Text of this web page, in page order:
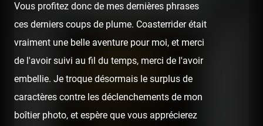
Vous profitez donc de mes dernières phrases
ces derniers coups de plume. Coasterrider était
vraiment une belle aventure pour moi, et merci
de l'avoir suivi au fil du temps, merci de l'avoir
embellie. Je troque désormais le surplus de
caractères contre les déclenchements de mon
boîtier photo, et espère que vous apprécierez